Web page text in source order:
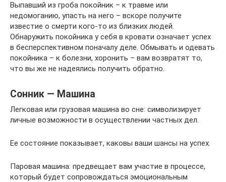
Выпавший из гроба покойник – к травме или
недомоганию, упасть на него – вскоре получите
известие о смерти кого-то из близких людей.
Обнаружить покойника у себя в кровати означает успех
в бесперспективном поначалу деле. Обмывать и одевать
покойника – к болезни, хоронить – вам возвратят то,
что вы же не надеялись получить обратно.
Сонник — Машина
Легковая или грузовая машина во сне: символизирует
личные возможности в осуществлении частных дел.
Ее состояние показывает, каковы ваши шансы на успех.
Паровая машина: предвещает вам участие в процессе,
который будет сопровождаться эмоциональным